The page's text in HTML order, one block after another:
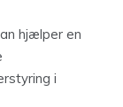
hjælper en
i